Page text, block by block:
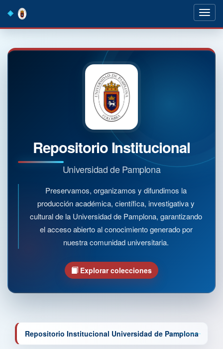
navigation
Repositorio Institucional
Universidad de Pamplona
Preservamos, organizamos y difundimos la
producción académica, científica, investigativa y
cultural de la Universidad de Pamplona, garantizando
el acceso abierto al conocimiento generado por
nuestra comunidad universitaria.
Explorar colecciones
Repositorio Institucional Universidad de Pamplona